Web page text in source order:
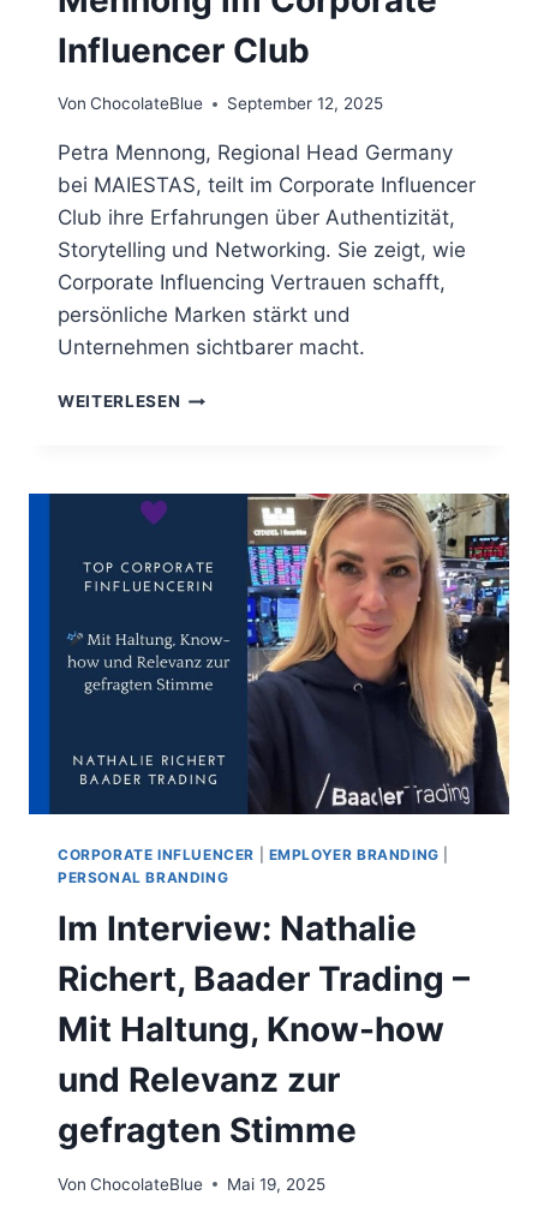
Influencer Club
Von ChocolateBlue September 12, 2025
Petra Mennong, Regional Head Germany
bei MAIESTAS, teilt im Corporate Influencer
Club ihre Erfahrungen über Authentizität,
Storytelling und Networking. Sie zeigt, wie
Corporate Influencing Vertrauen schafft,
persönliche Marken stärkt und
Unternehmen sichtbarer macht.
WEITERLESEN IM
IM
CORPORATE
INFLUENCER
CLUB
CORPORATE INFLUENCER EMPLOYER BRANDING
PERSONAL BRANDING
Im Interview: Nathalie
Richert, Baader Trading –
Mit Haltung, Know-how
und Relevanz zur
gefragten Stimme
Von ChocolateBlue Mai 19, 2025